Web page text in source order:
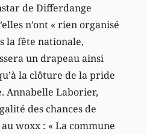
de Differdange
n’ont « rien organisé
la fête nationale,
un drapeau ainsi
la clôture de la pride
Annabelle Laborier,
des chances de
woxx : « La commune